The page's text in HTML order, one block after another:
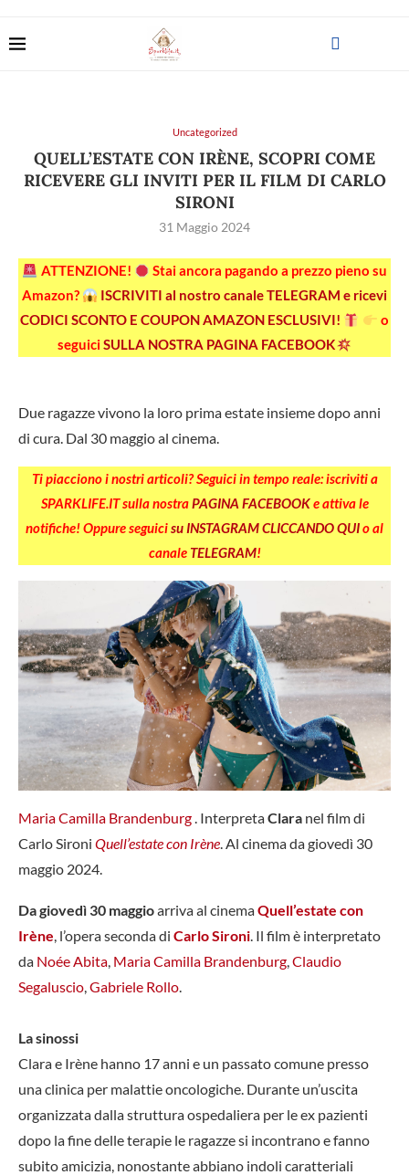
Uncategorized
QUELL’ESTATE CON IRÈNE, SCOPRI COME
RICEVERE GLI INVITI PER IL FILM DI CARLO
SIRONI
31 Maggio 2024
ATTENZIONE!
Stai ancora pagando a prezzo pieno su
Amazon?
ISCRIVITI al nostro canale TELEGRAM e ricevi
CODICI SCONTO E COUPON AMAZON ESCLUSIVI!
o
seguiciSULLA NOSTRA PAGINA FACEBOOK
Due ragazze vivono la loro prima estate insieme dopo anni
di cura. Dal 30 maggio al cinema.
Ti piacciono i nostri articoli? Seguici in tempo reale: iscriviti a
SPARKLIFE.IT sulla nostraPAGINA FACEBOOKe attiva le
notifiche! Oppure seguicisu INSTAGRAM CLICCANDO QUIo al
canale TELEGRAM!
Maria Camilla Brandenburg . InterpretaClara nel film di
Carlo Sironi Quell’estate con Irène . Al cinema da giovedì 30
maggio 2024.
Da giovedì 30 maggioarriva al cinemaQuell’estate con
Irène , l’opera seconda di Carlo Sironi . Il film è interpretato
da Noée Abita Maria Camilla Brandenburg Claudio
Segaluscio Gabriele Rollo
La sinossi
Clara e Irène hanno 17 anni e un passato comune presso
una clinica per malattie oncologiche. Durante un’uscita
organizzata dalla struttura ospedaliera per le ex pazienti
dopo la fine delle terapie le ragazze si incontrano e fanno
subito amicizia, nonostante abbiano indoli caratteriali